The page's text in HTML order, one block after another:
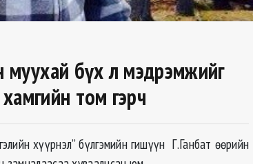
бүх л мэдрэмжийг
том гэрч
хүүрнэл” бүлгэмийн гишүүн Г.Ганбат өөрийн